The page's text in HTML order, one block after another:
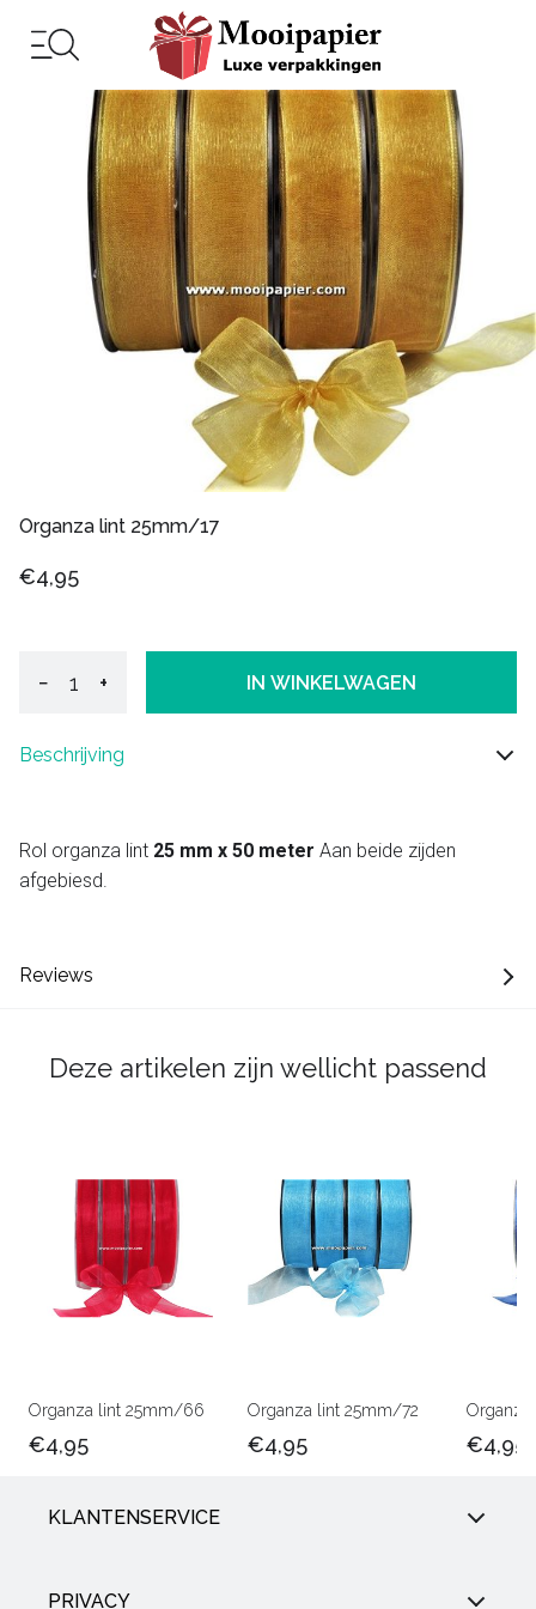
Organza lint 25mm/17
€4,95
− + IN WINKELWAGEN
Beschrijving
Rol organza lint 25 mm x 50 meter Aan beide zijden
afgebiesd.
Reviews
Deze artikelen zijn wellicht passend
Organza lint 25mm/66
€4,95
Organza lint 25mm/72
€4,95 €4,95
KLANTENSERVICE
PRIVACY